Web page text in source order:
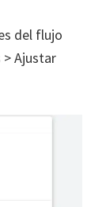
del flujo
Ajustar